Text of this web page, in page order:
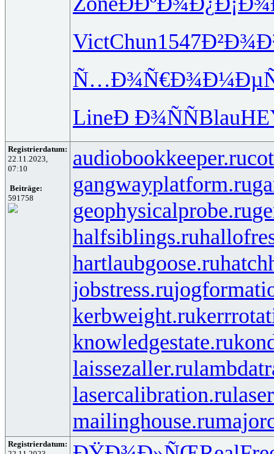
VictChun1547
Ñ…Ð¾Ñ€Ð¾
LineÐ Ð¾ÑÑBlau
Registrierdatum:
22.11.2023,
07:10
Beiträge:
591758
audiobookkeeper.ru
gangwayplatform.ru
geophysicalprobe.ru
halfsiblings.ru
hartlaubgoose.ru
jobstress.ru
kerbweight.ru
knowledgestate.ru
laissezaller.ru
lasercalibration.ru
mailinghouse.ru
Registrierdatum: